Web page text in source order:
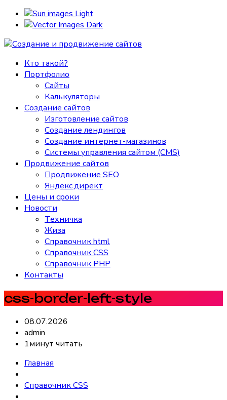
Light
Dark
Кто такой?
Портфолио
Сайты
Калькуляторы
Создание сайтов
Изготовление сайтов
Создание лендингов
Создание интернет-магазинов
Системы управления сайтом (CMS)
Продвижение сайтов
Продвижение SEO
Яндекс.директ
Цены и сроки
Новости
Техничка
Жиза
Справочник html
Справочник CSS
Справочник PHP
Контакты
css-border-left-style
08.07.2026
admin
1минут читать
Главная
Справочник CSS